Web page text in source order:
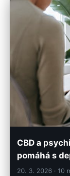
CBD a
pomáhá s
20. 3. 2026 · 10